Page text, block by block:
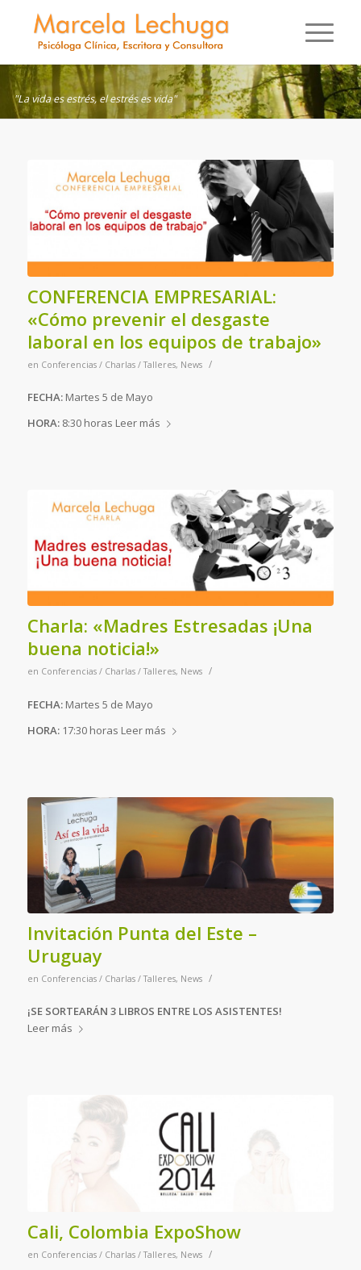
"La vida es estrés, el estrés es vida"
CONFERENCIA EMPRESARIAL:
«Cómo prevenir el desgaste
laboral en los equipos de trabajo»
en Conferencias / Charlas / Talleres, News /
FECHA: Martes 5 de Mayo
HORA: 8:30 horas Leer más
Charla: «Madres Estresadas ¡Una
buena noticia!»
en Conferencias / Charlas / Talleres, News /
FECHA: Martes 5 de Mayo
HORA: 17:30 horas Leer más
Invitación Punta del Este –
Uruguay
en Conferencias / Charlas / Talleres, News /
¡SE SORTEARÁN 3 LIBROS ENTRE LOS ASISTENTES!
Leer más
Cali, Colombia ExpoShow
en Conferencias / Charlas / Talleres, News /